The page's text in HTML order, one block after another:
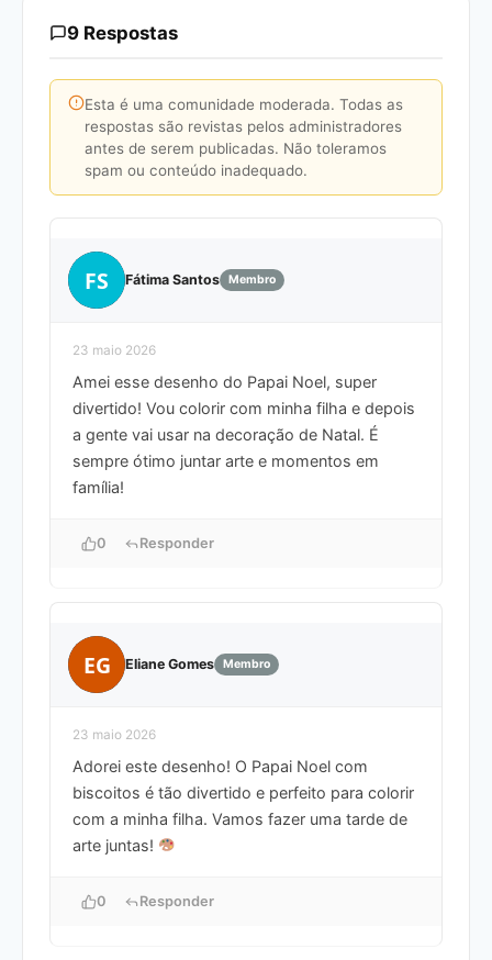
9 Respostas
Esta é uma comunidade moderada. Todas as
respostas são revistas pelos administradores
antes de serem publicadas. Não toleramos
spam ou conteúdo inadequado.
FS Fátima Santos Membro
23 maio 2026
Amei esse desenho do Papai Noel, super
divertido! Vou colorir com minha filha e depois
a gente vai usar na decoração de Natal. É
sempre ótimo juntar arte e momentos em
família!
0 Responder
EG Eliane Gomes Membro
23 maio 2026
Adorei este desenho! O Papai Noel com
biscoitos é tão divertido e perfeito para colorir
com a minha filha. Vamos fazer uma tarde de
arte juntas!
0 Responder